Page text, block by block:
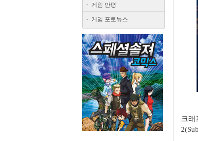
게임 만평
게임 포토뉴스
크래